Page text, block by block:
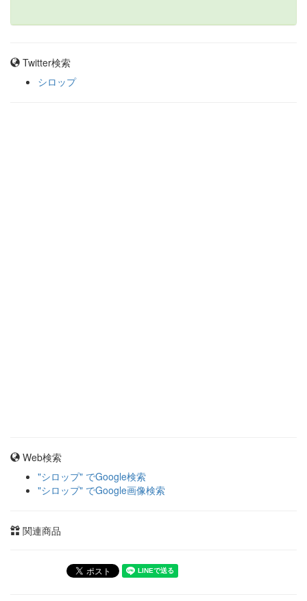
Twitter検索
シロップ
Web検索
"シロップ" でGoogle検索
"シロップ" でGoogle画像検索
関連商品